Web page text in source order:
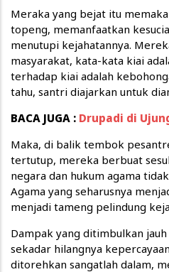
Meraka yang bejat itu
topeng, memanfaatkan
menutupi kejahatannya.
masyarakat, kata-kata kiai
terhadap kiai adalah
tahu, santri diajarkan untuk
BACA JUGA : Drupadi di
Maka, di balik tembok
tertutup, mereka berbuat
negara dan hukum agama
Agama yang seharusnya
menjadi tameng pelindung
Dampak yang ditimbulkan
sekadar hilangnya
ditorehkan sangatlah dalam,